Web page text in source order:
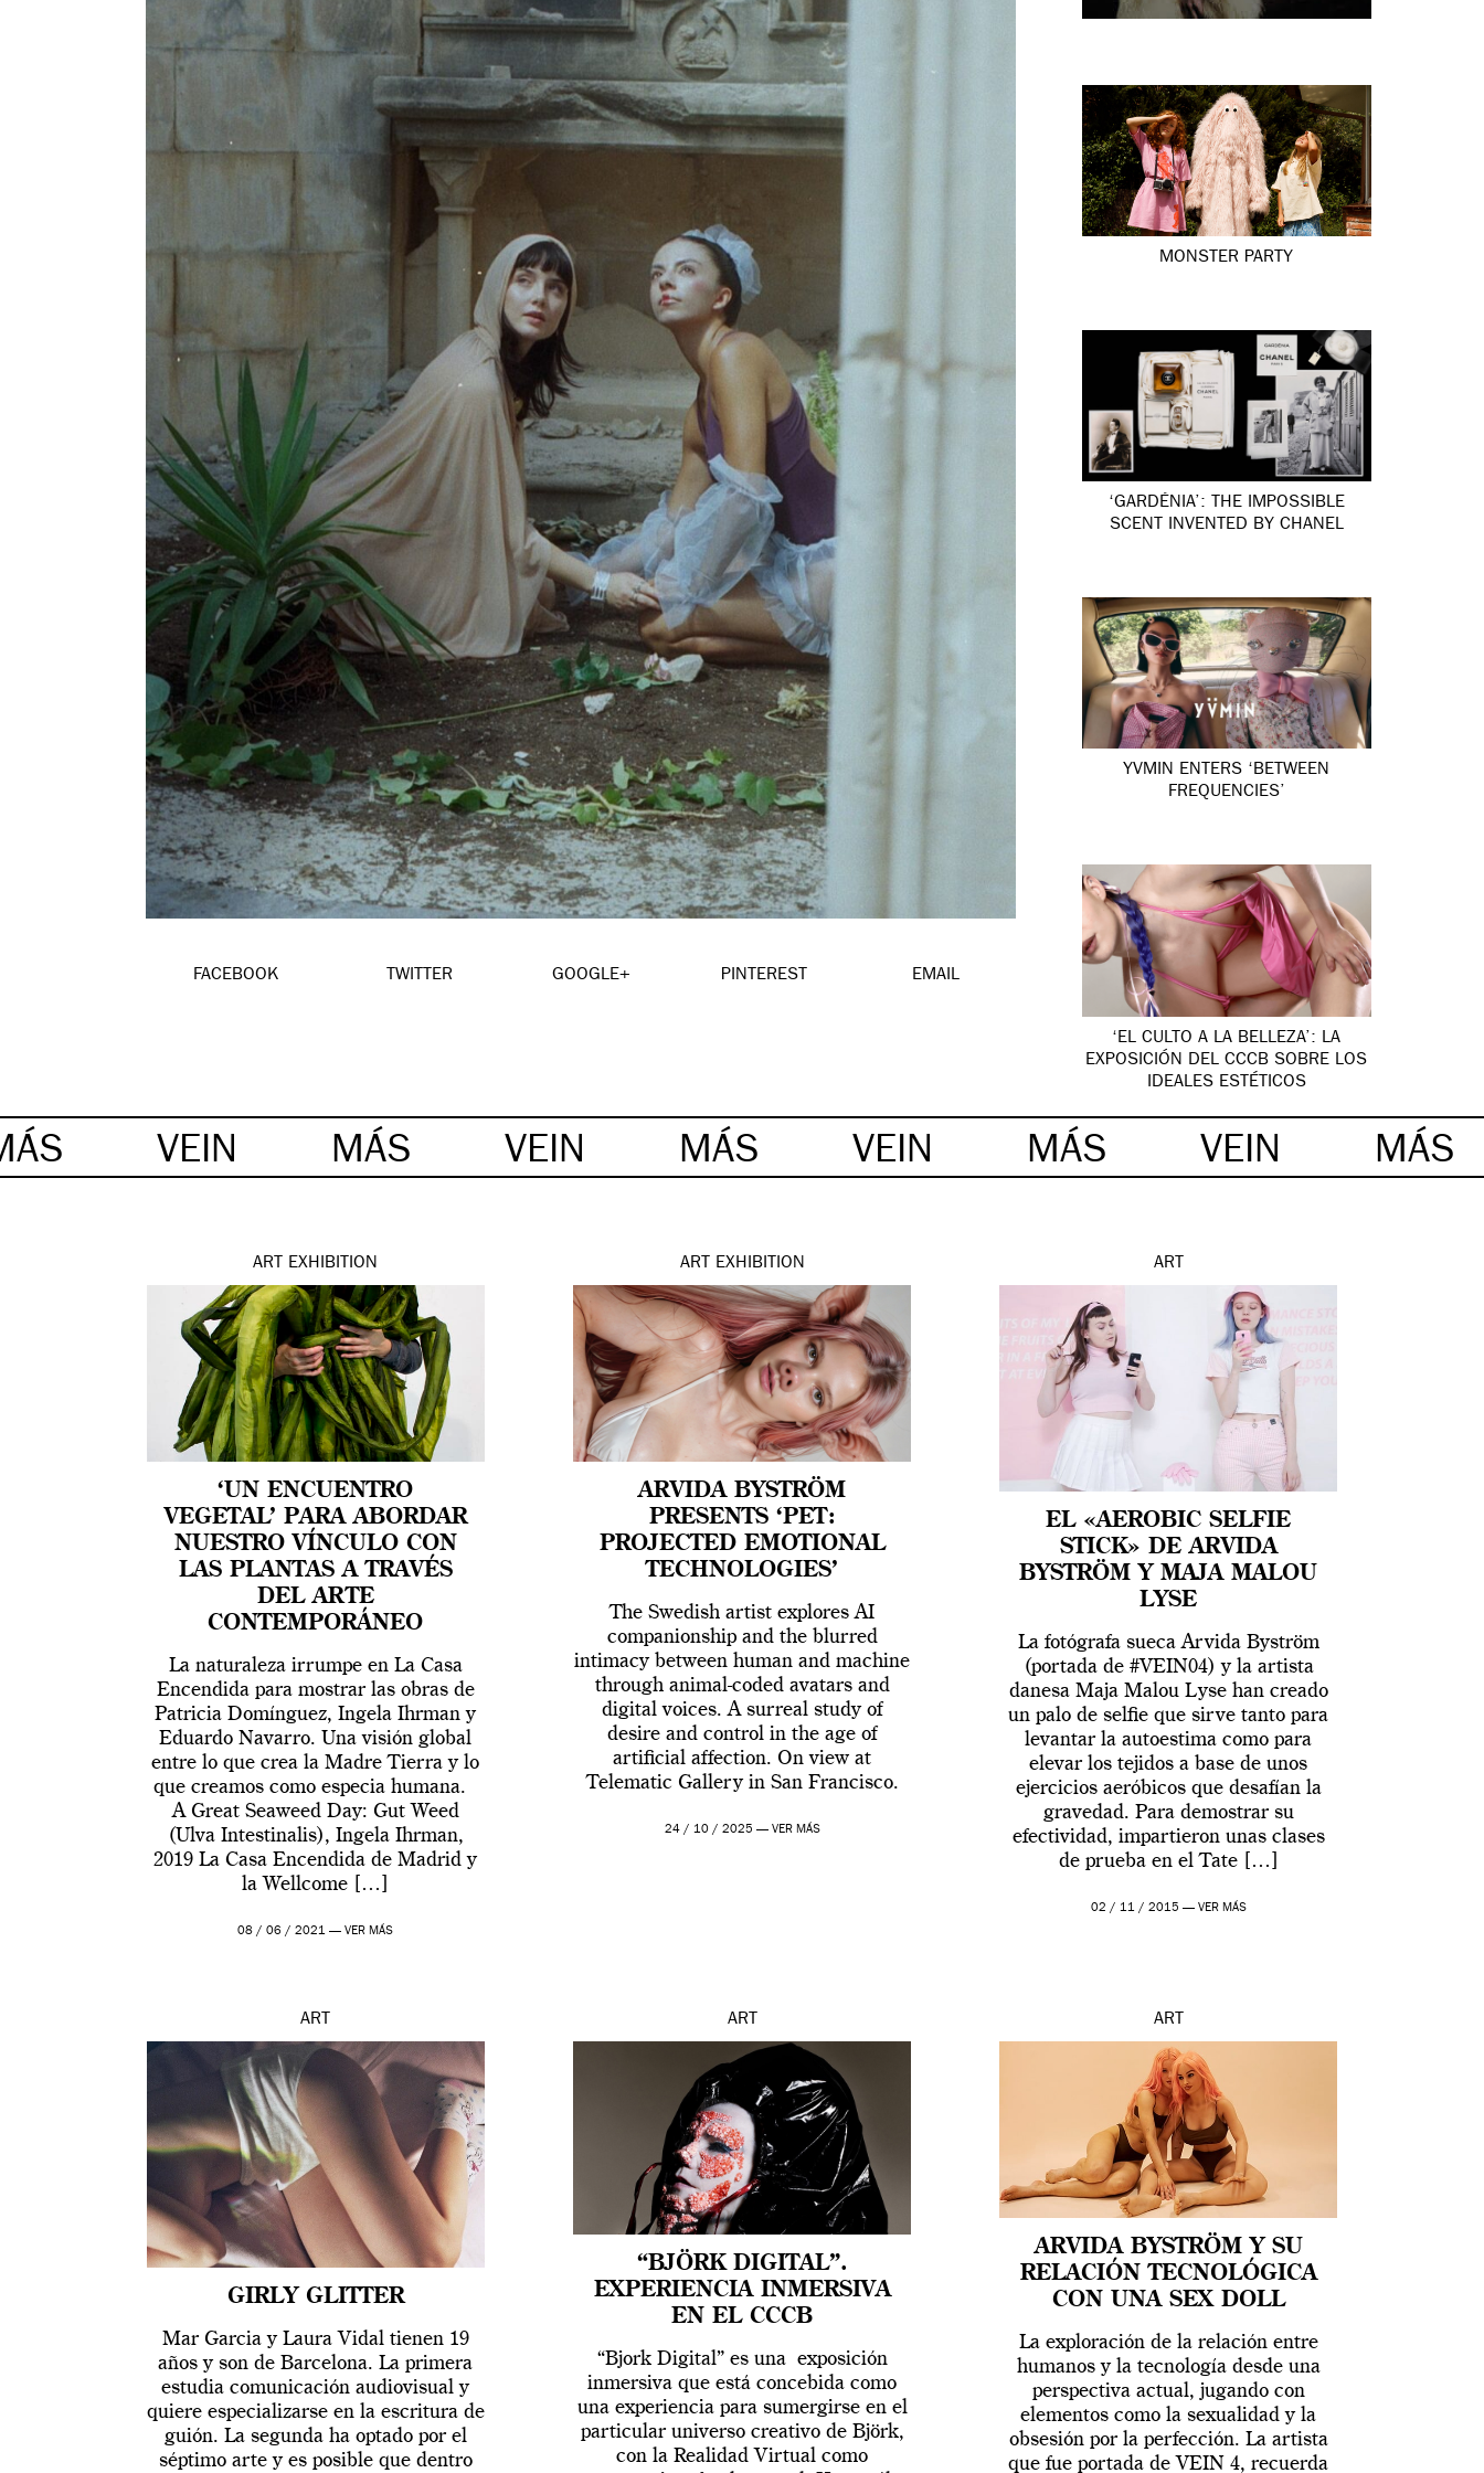
FACEBOOK TWITTER GOOGLE+ PINTEREST EMAIL
MONSTER PARTY
‘GARDÉNIA’: THE IMPOSSIBLE
SCENT INVENTED BY CHANEL
YVMIN ENTERS ‘BETWEEN
FREQUENCIES’
‘EL CULTO A LA BELLEZA’: LA
EXPOSICIÓN DEL CCCB SOBRE LOS
IDEALES ESTÉTICOS
VEIN MÁS VEIN MÁS VEIN MÁS VEIN MÁS
ART EXHIBITION
‘UN ENCUENTRO
VEGETAL’ PARA ABORDAR
NUESTRO VÍNCULO CON
LAS PLANTAS A TRAVÉS
DEL ARTE
CONTEMPORÁNEO
La naturaleza irrumpe en La Casa
Encendida para mostrar las obras de
Patricia Domínguez, Ingela Ihrman y
Eduardo Navarro. Una visión global
entre lo que crea la Madre Tierra y lo
que creamos como especia humana.
A Great Seaweed Day: Gut Weed
(Ulva Intestinalis), Ingela Ihrman,
2019 La Casa Encendida de Madrid y
la Wellcome […]
08 / 06 / 2021 —VER MÁS
ART EXHIBITION
ARVIDA BYSTRÖM
PRESENTS ‘PET:
PROJECTED EMOTIONAL
TECHNOLOGIES’
The Swedish artist explores AI
companionship and the blurred
intimacy between human and machine
through animal-coded avatars and
digital voices. A surreal study of
desire and control in the age of
artificial affection. On view at
Telematic Gallery in San Francisco.
24 / 10 / 2025 — VER MÁS
ART
EL «AEROBIC SELFIE
STICK» DE ARVIDA
BYSTRÖM Y MAJA MALOU
LYSE
La fotógrafa sueca Arvida Byström
(portada de #VEIN04) y la artista
danesa Maja Malou Lyse han creado
un palo de selfie que sirve tanto para
levantar la autoestima como para
elevar los tejidos a base de unos
ejercicios aeróbicos que desafían la
gravedad. Para demostrar su
efectividad, impartieron unas clases
de prueba en el Tate […]
02 / 11 / 2015 — VER MÁS
ART
GIRLY GLITTER
Mar Garcia y Laura Vidal tienen 19
años y son de Barcelona. La primera
estudia comunicación audiovisual y
quiere especializarse en la escritura de
guión. La segunda ha optado por el
séptimo arte y es posible que dentro
ART
“BJÖRK DIGITAL”.
EXPERIENCIA INMERSIVA
EN EL CCCB
“Bjork Digital” es una exposición
inmersiva que está concebida como
una experiencia para sumergirse en el
particular universo creativo de Björk,
con la Realidad Virtual como
ART
ARVIDA BYSTRÖM Y SU
RELACIÓN TECNOLÓGICA
CON UNA SEX DOLL
La exploración de la relación entre
humanos y la tecnología desde una
perspectiva actual, jugando con
elementos como la sexualidad y la
obsesión por la perfección. La artista
que fue portada de VEIN 4, recuerda